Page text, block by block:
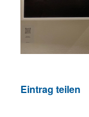
Eintrag teilen